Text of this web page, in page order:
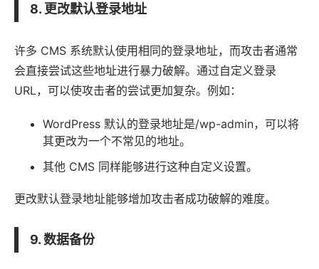
8. 更改默认登录地址
许多 CMS 系统默认使用相同的登录地址，而攻击者通常
会直接尝试这些地址进行暴力破解。通过自定义登录
URL，可以使攻击者的尝试更加复杂。例如：
WordPress 默认的登录地址是/wp-admin，可以将
其更改为一个不常见的地址。
其他 CMS 同样能够进行这种自定义设置。
更改默认登录地址能够增加攻击者成功破解的难度。
9. 数据备份